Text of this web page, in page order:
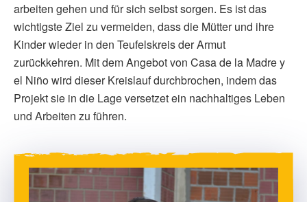
arbeiten gehen und für sich selbst sorgen. Es ist das
wichtigste Ziel zu vermeiden, dass die Mütter und ihre
Kinder wieder in den Teufelskreis der Armut
zurückkehren. Mit dem Angebot von Casa de la Madre y
el Niño wird dieser Kreislauf durchbrochen, indem das
Projekt sie in die Lage versetzet ein nachhaltiges Leben
und Arbeiten zu führen.